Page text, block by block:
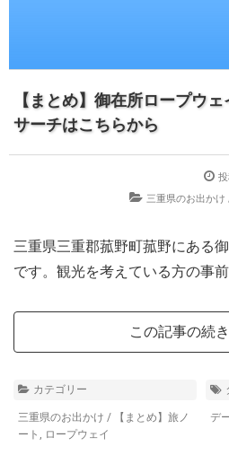
【まとめ】御在所ロープウ
サーチはこちらから
三重県のお出かけ
三重県三重郡菰野町菰野にある
です。観光を考えている方の事
この記事の続
カテゴリー
三重県のお出かけ /
【まとめ】旅ノ
ート , ロープウェイ
デ